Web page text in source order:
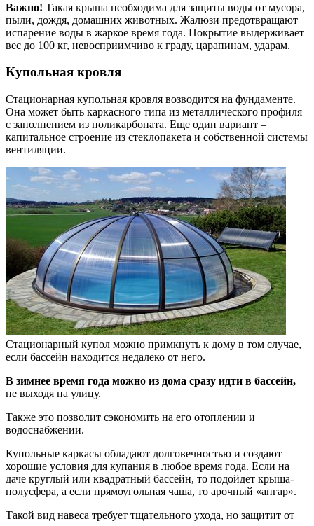
Важно! Такая крыша необходима для защиты воды от мусора,
пыли, дождя, домашних животных. Жалюзи предотвращают
испарение воды в жаркое время года. Покрытие выдерживает
вес до 100 кг, невосприимчиво к граду, царапинам, ударам.
Купольная кровля
Стационарная купольная кровля возводится на фундаменте.
Она может быть каркасного типа из металлического профиля
с заполнением из поликарбоната. Еще один вариант –
капитальное строение из стеклопакета и собственной системы
вентиляции.
Стационарный купол можно примкнуть к дому в том случае,
если бассейн находится недалеко от него.
В зимнее время года можно из дома сразу идти в бассейн,
не выходя на улицу.
Также это позволит сэкономить на его отоплении и
водоснабжении.
Купольные каркасы обладают долговечностью и создают
хорошие условия для купания в любое время года. Если на
даче круглый или квадратный бассейн, то подойдет крыша-
полусфера, а если прямоугольная чаша, то арочный «ангар».
Такой вид навеса требует тщательного ухода, но защитит от